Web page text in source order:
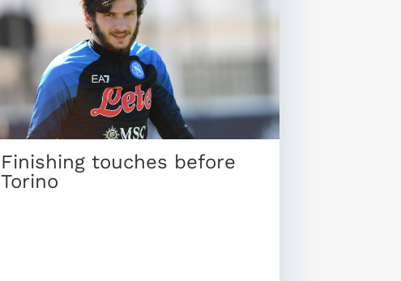
Finishing touches before
Torino